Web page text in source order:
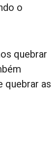
o
quebrar
quebrar as